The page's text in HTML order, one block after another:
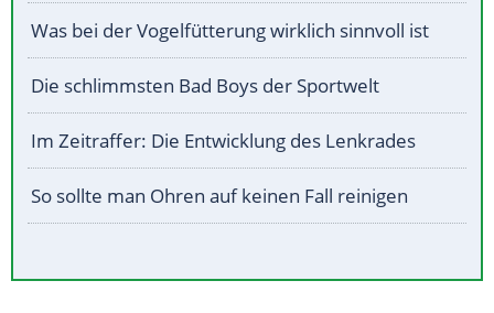
Was bei der Vogelfütterung wirklich sinnvoll ist
Die schlimmsten Bad Boys der Sportwelt
Im Zeitraffer: Die Entwicklung des Lenkrades
So sollte man Ohren auf keinen Fall reinigen